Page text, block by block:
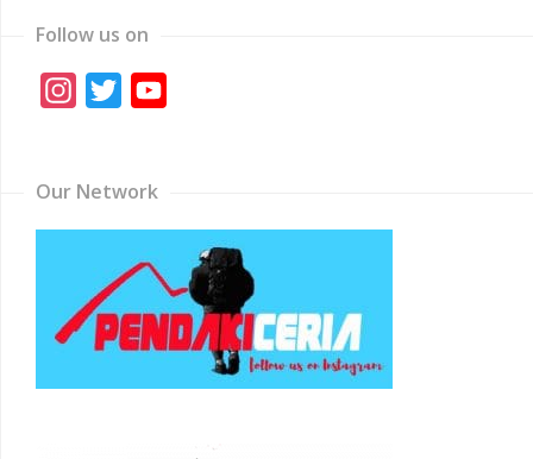
Follow us on
Instagram
Twitter
Our Network